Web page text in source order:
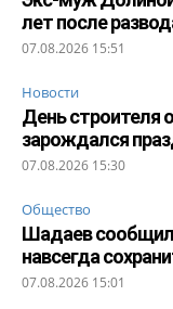
лет после
07.08.2026 15:51
Новости
День строителя
зарождался
07.08.2026 15:30
Общество
Шадаев
навсегда
07.08.2026 15:01